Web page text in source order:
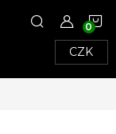
CZK